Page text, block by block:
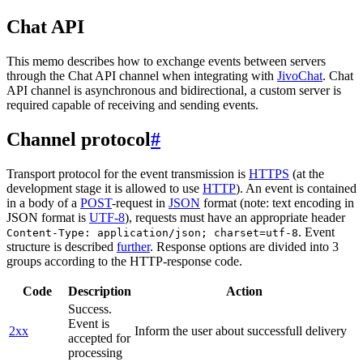
Chat API
This memo describes how to exchange events between servers
through the Chat API channel when integrating with JivoChat. Chat
API channel is asynchronous and bidirectional, a custom server is
required capable of receiving and sending events.
Channel protocol#
Transport protocol for the event transmission is HTTPS (at the
development stage it is allowed to use HTTP). An event is contained
in a body of a POST-request in JSON format (note: text encoding in
JSON format is UTF-8), requests must have an appropriate header
Content-Type: application/json; charset=utf-8. Event
structure is described further. Response options are divided into 3
groups according to the HTTP-response code.
Code Description Action
2xx
Success.
Event is
accepted for
processing
Inform the user about successfull delivery